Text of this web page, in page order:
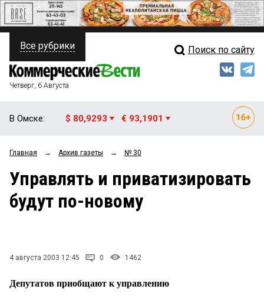
ПОЛИТИКА
ФИНАНСЫ
ОБЩЕСТВО
ЗАКОН
НОВОСТИ КОМПАНИЙ
СТИЛЬ ЖИЗНИ
Свежий выпуск
Рейтинги
Все рубрики Поиск по сайту
Четверг, 6 Августа
В Омске: $ 80,9293 € 93,1901
Главная → Архив газеты → № 30
Управлять и приватизировать
будут по-новому
4 августа 2003 12:45 0 1462
Депутатов приобщают к управлению